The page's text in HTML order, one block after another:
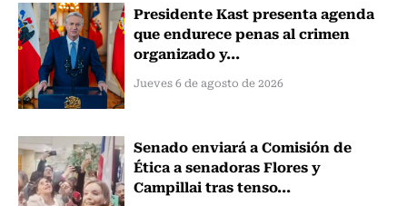
Presidente Kast presenta agenda
que endurece penas al crimen
organizado y...
Jueves 6 de agosto de 2026
Senado enviará a Comisión de
Ética a senadoras Flores y
Campillai tras tenso...